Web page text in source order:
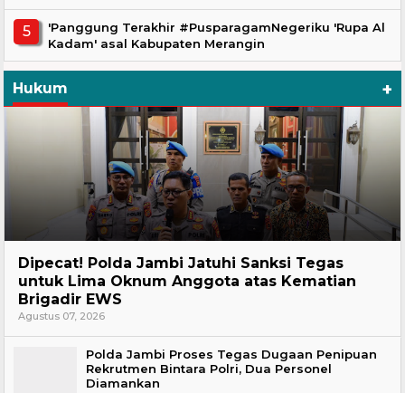
'Panggung Terakhir #PusparagamNegeriku 'Rupa Al
Kadam' asal Kabupaten Merangin
Hukum +
Dipecat! Polda Jambi Jatuhi Sanksi Tegas
untuk Lima Oknum Anggota atas Kematian
Brigadir EWS
Agustus 07, 2026
Polda Jambi Proses Tegas Dugaan Penipuan
Rekrutmen Bintara Polri, Dua Personel
Diamankan